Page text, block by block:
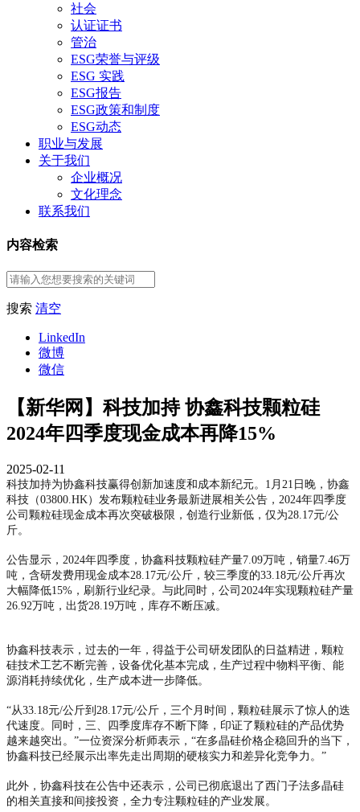
社会
认证证书
管治
ESG荣誉与评级
ESG 实践
ESG报告
ESG政策和制度
ESG动态
职业与发展
关于我们
企业概况
文化理念
联系我们
内容检索
搜索 清空
LinkedIn
微博
微信
【新华网】科技加持 协鑫科技颗粒硅
2024年四季度现金成本再降15%
2025-02-11
科技加持为协鑫科技赢得创新加速度和成本新纪元。1月21日晚，协鑫
科技（03800.HK）发布颗粒硅业务最新进展相关公告，2024年四季度
公司颗粒硅现金成本再次突破极限，创造行业新低，仅为28.17元/公
斤。
公告显示，2024年四季度，协鑫科技颗粒硅产量7.09万吨，销量7.46万
吨，含研发费用现金成本28.17元/公斤，较三季度的33.18元/公斤再次
大幅降低15%，刷新行业纪录。与此同时，公司2024年实现颗粒硅产量
26.92万吨，出货28.19万吨，库存不断压减。
协鑫科技表示，过去的一年，得益于公司研发团队的日益精进，颗粒
硅技术工艺不断完善，设备优化基本完成，生产过程中物料平衡、能
源消耗持续优化，生产成本进一步降低。
“从33.18元/公斤到28.17元/公斤，三个月时间，颗粒硅展示了惊人的迭
代速度。同时，三、四季度库存不断下降，印证了颗粒硅的产品优势
越来越突出。”一位资深分析师表示，“在多晶硅价格企稳回升的当下，
协鑫科技已经展示出率先走出周期的硬核实力和差异化竞争力。”
此外，协鑫科技在公告中还表示，公司已彻底退出了西门子法多晶硅
的相关直接和间接投资，全力专注颗粒硅的产业发展。